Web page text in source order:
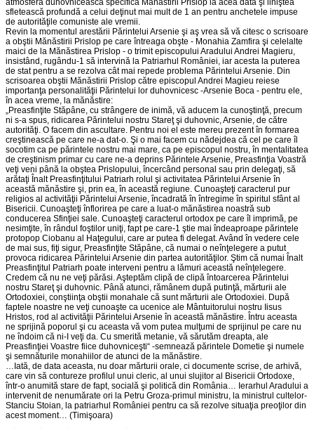
atmosfera duhovnicească specifică Mănăstirii Prislop la acea dată şi liniştea
sfletească profundă a celui deţinut mai mult de 1 an pentru anchetele impuse
de autorităţile comuniste ale vremii.
Revin la momentul arestării Părintelui Arsenie şi aş vrea să vă citesc o scrisoare
a obştii Mănăstirii Prislop pe care întreaga obşte - Monahia Zamfira şi celelalte
maici de la Mănăstirea Prislop - o trimit episcopului Aradului Andrei Magieru,
insistând, rugându-1 să intervină la Patriarhul României, iar acesta la puterea
de stat pentru a se rezolva cât mai repede problema Părintelui Arsenie. Din
scrisoarea obştii Mănăstirii Prislop către episcopul Andrei Magieu reiese
importanţa personalităţii Părintelui lor duhovnicesc -Arsenie Boca - pentru ele,
în acea vreme, la mănăstire:
„Preasfinţite Stăpâne, cu strângere de inimă, vă aducem la cunoştinţă, precum
ni s-a spus, ridicarea Părintelui nostru Stareţ şi duhovnic, Arsenie, de către
autorităţi. O facem din ascultare. Pentru noi el este mereu prezent în formarea
creştinească pe care ne-a dat-o. Şi o mai facem cu nădejdea că cel pe care îl
socotim ca pe părintele nostru mai mare, ca pe episcopul nostru, în mentalitatea
de creştinism primar cu care ne-a deprins Părintele Arsenie, Preasfinţia Voastră
veţi veni până la obştea Prislopului, încercând personal sau prin delegaţi, să
arătaţi Înalt Preasfinţitului Patriarh rolul şi activitatea Părintelui Arsenie în
această mănăstire şi, prin ea, în această regiune. Cunoaşteţi caracterul pur
religios al activităţii Părintelui Arsenie, încadrată în întregime în spiritul sfânt al
Bisericii. Cunoaşteţi înflorirea pe care a luat-o mănăstirea noastră sub
conducerea Sfinţiei sale. Cunoaşteţi caracterul ortodox pe care îl imprimă, pe
nesimţite, în rândul foştilor uniţi, fapt pe care-1 ştie mai îndeaproape părintele
protopop Ciobanu al Haţegului, care ar putea fi delegat. Având în vedere cele
de mai sus, fiţi sigur, Preasfinţite Stăpâne, că numai o neînţelegere a putut
provoca ridicarea Părintelui Arsenie din partea autorităţilor. Ştim că numai Înalt
Preasfinţitul Patriarh poate interveni pentru a lămuri această neînţelegere.
Credem că nu ne veţi părăsi. Aşteptăm clipă de clipă întoarcerea Părintelui
nostru Stareţ şi duhovnic. Până atunci, rămânem după putinţă, mărturii ale
Ortodoxiei, conştiinţa obştii monahale că sunt mărturii ale Ortodoxiei. După
faptele noastre ne veţi cunoaşte ca ucenice ale Mântuitorului nostru Iisus
Hristos, rod al activităţii Părintelui Arsenie în această mănăstire. Întru aceasta
ne sprijină poporul şi cu aceasta vă vom putea mulţumi de sprijinul pe care nu
ne îndoim că ni-I veţi da. Cu smerită metanie, vă sărutăm dreapta, ale
Preasfinţiei Voastre fiice duhovniceşti“ -semnează părintele Dometie şi numele
şi semnăturile monahiilor de atunci de la mănăstire.
…Iată, de data aceasta, nu doar mărturii orale, ci documente scrise, de arhivă,
care vin să contureze profilul unui cleric, al unui slujitor al Bisericii Ortodoxe,
într-o anumită stare de fapt, socială şi politică din România… Ierarhul Aradului a
intervenit de nenumărate ori la Petru Groza-primul ministru, la ministrul cultelor-
Stanciu Stoian, la patriarhul României pentru ca să rezolve situaţia preoţilor din
acest moment… (Timişoara)